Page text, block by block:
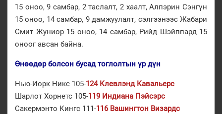
15 оноо, 9 самбар, 2 таслалт, 2 хаалт, Алпэрин Сэнгүн
15 оноо, 14 самбар, 9 дамжуулалт, сэлгээнээс Жабари
Смит Жуниор 15 оноо, 14 самбар, Рийд Шэйппард 15
оноог авсан байна.
Өнөөдөр болсон бусад тоглолтын үр дүн
Нью-Иорк Никс 105-124 Клевлэнд Кавальерс
Шарлот Хорнетс 105-119 Индиана Пэйсэрс
Сакермэнто Кингс 111-116 Вашингтон Визардс